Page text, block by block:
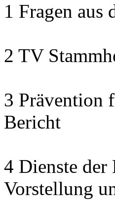
1 Fragen aus
2 TV
3 Prävention
Bericht
4 Dienste
Vorstellung